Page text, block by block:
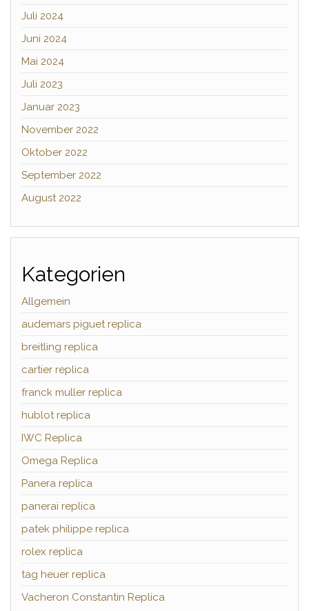
Juli 2024
Juni 2024
Mai 2024
Juli 2023
Januar 2023
November 2022
Oktober 2022
September 2022
August 2022
Kategorien
Allgemein
audemars piguet replica
breitling replica
cartier replica
franck muller replica
hublot replica
IWC Replica
Omega Replica
Panera replica
panerai replica
patek philippe replica
rolex replica
tag heuer replica
Vacheron Constantin Replica